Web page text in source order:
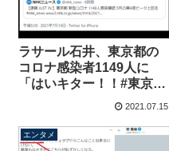
ラサール石井、東京都の
コロナ感染者1149人に
「はいキター！！#東京五
輪の中止を求めます」ツ
2021.07.15
エンタメ